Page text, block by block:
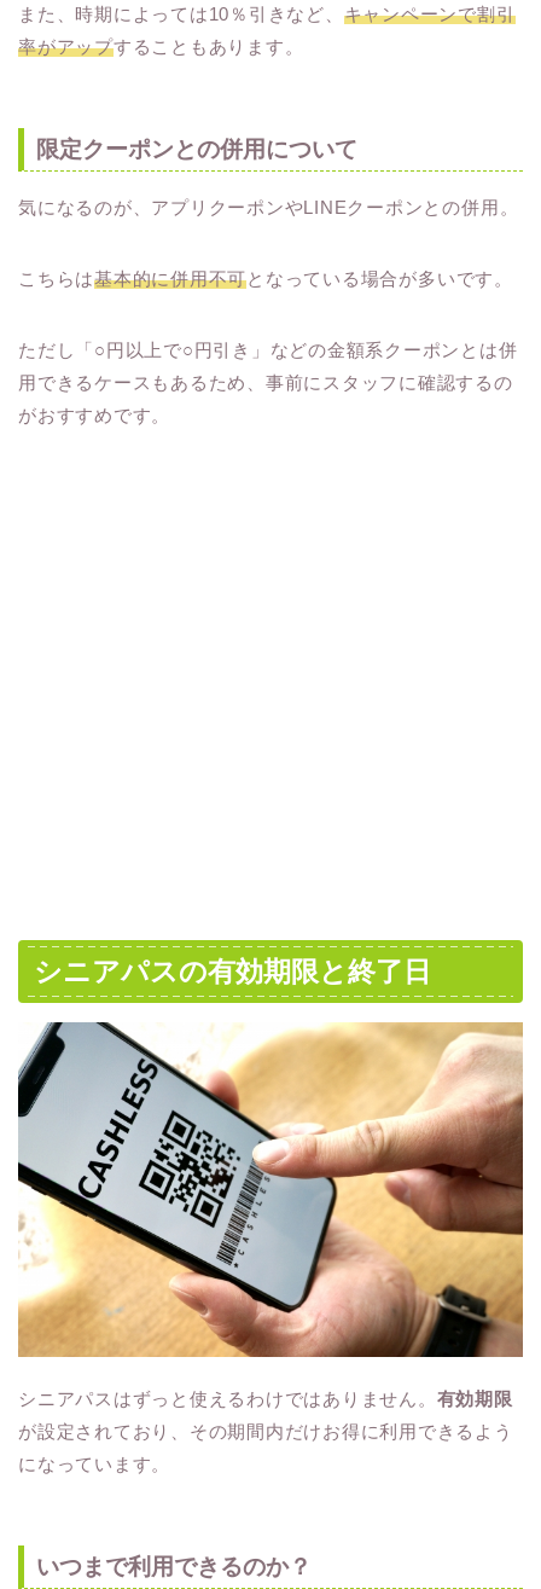
また、時期によっては10％引きなど、 キャンペーンで割引
率がアップすることもあります。
限定クーポンとの併用について
気になるのが、アプリクーポンやLINEクーポンとの併用。
こちらは基本的に併用不可となっている場合が多いです。
ただし「○円以上で○円引き」などの金額系クーポンとは併
用できるケースもあるため、事前にスタッフに確認するの
がおすすめです。
シニアパスの有効期限と終了日
シニアパスはずっと使えるわけではありません。 有効期限
が設定されており、その期間内だけお得に利用できるよう
になっています。
いつまで利用できるのか？